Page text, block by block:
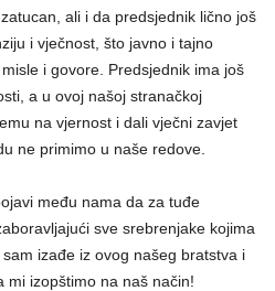
ali i da predsjednik lično još
i vječnost, što javno i tajno
i govore. Predsjednik ima još
a u ovoj našoj stranačkoj
na vjernost i dali vječni zavjet
ne primimo u naše redove.
među nama da za tuđe
sve srebrenjake kojima
izađe iz ovog našeg bratstva i
mi izopštimo na naš način!